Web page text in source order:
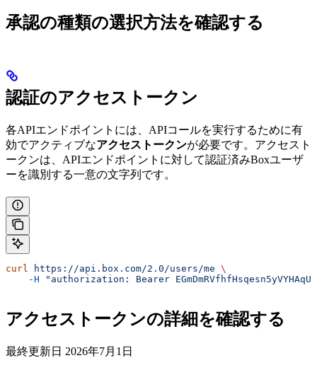
承認の種類の選択方法を確認する
認証のアクセストークン
各APIエンドポイントには、APIコールを実行するために有
効でアクティブなアクセストークンが必要です。アクセスト
ークンは、APIエンドポイントに対して認証済みBoxユーザ
ーを識別する一意の文字列です。
curl https://api.box.com/2.0/users/me \
    -H
"authorization: Bearer
アクセストークンの詳細を確認する
最終更新日 2026年7月1日